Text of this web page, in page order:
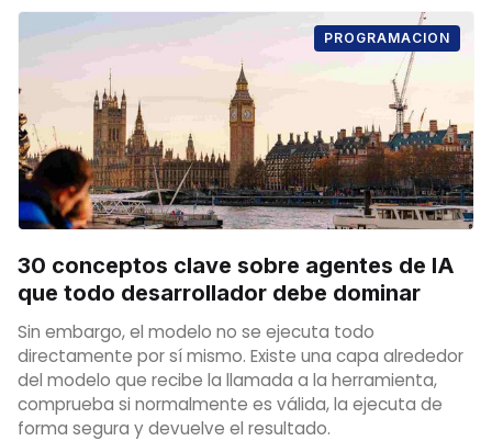
PROGRAMACION
30 conceptos clave sobre agentes de IA
que todo desarrollador debe dominar
Sin embargo, el modelo no se ejecuta todo
directamente por sí mismo. Existe una capa alrededor
del modelo que recibe la llamada a la herramienta,
comprueba si normalmente es válida, la ejecuta de
forma segura y devuelve el resultado.